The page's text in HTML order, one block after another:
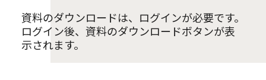
資料のダウンロードは、ログインが必要です。
ログイン後、資料のダウンロードボタンが表
示されます。